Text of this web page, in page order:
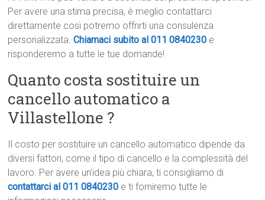
Per avere una stima precisa, è meglio contattarci
direttamente così potremo offrirti una consulenza
personalizzata.Chiamaci subito al 011 0840230 e
risponderemo a tutte le tue domande!
Quanto costa sostituire un
cancello automatico a
Villastellone ?
Il costo per sostituire un cancello automatico dipende da
diversi fattori, come il tipo di cancello e la complessità del
lavoro. Per avere un’idea più chiara, ti consigliamo di
contattarci al 011 0840230 e ti forniremo tutte le